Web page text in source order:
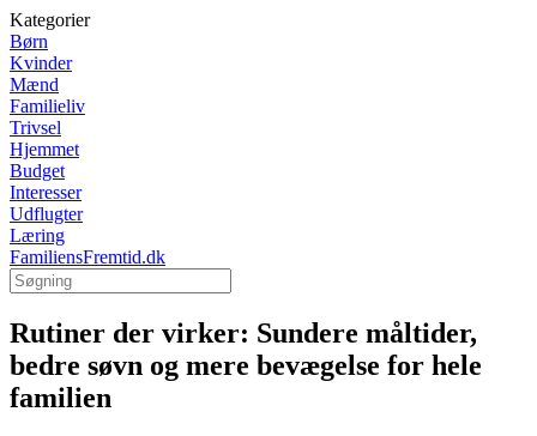
Kategorier
Børn
Kvinder
Mænd
Familieliv
Trivsel
Hjemmet
Budget
Interesser
Udflugter
Læring
FamiliensFremtid.dk
Rutiner der virker: Sundere måltider,
bedre søvn og mere bevægelse for hele
familien